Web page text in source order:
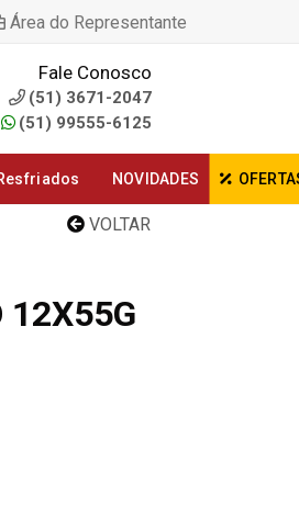
Área do Representante
Fale Conosco
(51) 3671-2047
(51) 99555-6125
NOVIDADES
VOLTAR
12X55G